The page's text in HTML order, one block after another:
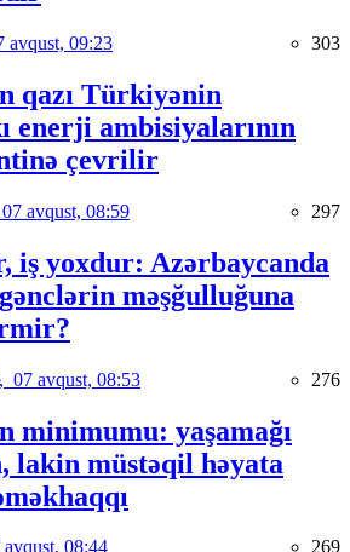
avqust, 09:23 303
qazı Türkiyənin
enerji ambisiyalarının
çevrilir
07 avqust, 08:59 297
iş yoxdur: Azərbaycanda
məşğulluğuna
07 avqust, 08:53 276
minimumu: yaşamağı
lakin müstəqil həyata
avqust, 08:44 269